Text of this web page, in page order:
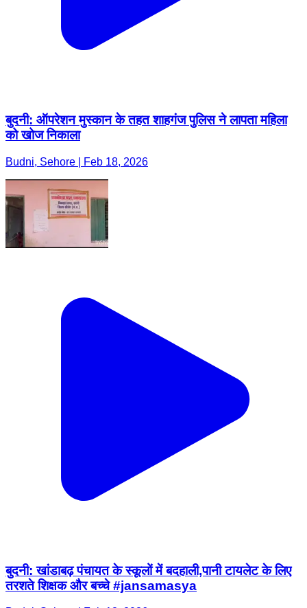
बुदनी: ऑपरेशन मुस्कान के तहत शाहगंज पुलिस ने लापता महिला
को खोज निकाला
Budni, Sehore | Feb 18, 2026
बुदनी: खांडाबढ़ पंचायत के स्कूलों में बदहाली,पानी टायलेट के लिए
तरशते शिक्षक और बच्चे #jansamasya